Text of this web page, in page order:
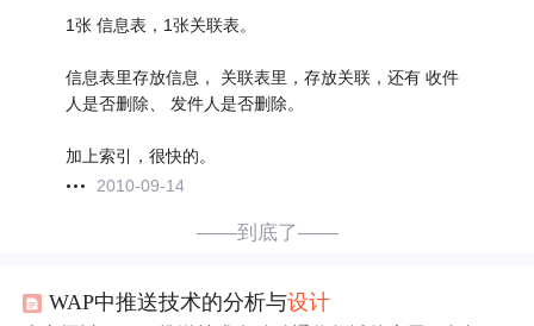
1张 信息表，1张关联表。
信息表里存放信息， 关联表里，存放关联，还有 收件
人是否删除、 发件人是否删除。
加上索引，很快的。
2010-09-14
——到底了——
WAP中推送技术的分析与设计